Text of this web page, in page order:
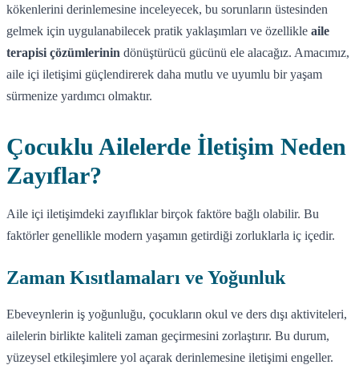
kökenlerini derinlemesine inceleyecek, bu sorunların üstesinden
gelmek için uygulanabilecek pratik yaklaşımları ve özellikle aile
terapisi çözümlerinin dönüştürücü gücünü ele alacağız. Amacımız,
aile içi iletişimi güçlendirerek daha mutlu ve uyumlu bir yaşam
sürmenize yardımcı olmaktır.
Çocuklu Ailelerde İletişim Neden
Zayıflar?
Aile içi iletişimdeki zayıflıklar birçok faktöre bağlı olabilir. Bu
faktörler genellikle modern yaşamın getirdiği zorluklarla iç içedir.
Zaman Kısıtlamaları ve Yoğunluk
Ebeveynlerin iş yoğunluğu, çocukların okul ve ders dışı aktiviteleri,
ailelerin birlikte kaliteli zaman geçirmesini zorlaştırır. Bu durum,
yüzeysel etkileşimlere yol açarak derinlemesine iletişimi engeller.